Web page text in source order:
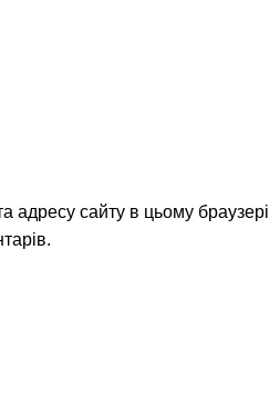
адресу сайту в цьому браузері